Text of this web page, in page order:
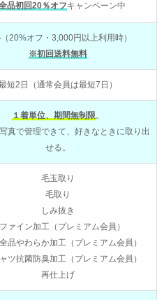
品初回20％オフキャンペーン中
（20%オフ・3,000円以上利用時）
※初回送料無料
短2日（通常会員は最短7日）
１着単位、期間無制限。
真で管理できて、好きなときに取り出
せる。
毛玉取り
毛取り
しみ抜き
ァイン加工（プレミアム会員）
品やわらか加工（プレミアム会員）
ツ抗菌防臭加工（プレミアム会員）
再仕上げ